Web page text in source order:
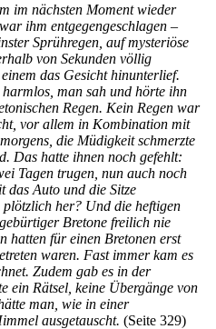
im nächsten Moment wieder
ihm entgegengeschlagen –
Sprühregen, auf mysteriöse
von Sekunden völlig
das Gesicht hinunterlief.
man sah und hörte ihn
Regen. Kein Regen war
vor allem in Kombination mit
die Müdigkeit schmerzte
Das hatte ihnen noch gefehlt:
Tagen trugen, nun auch noch
das Auto und die Sitze
plötzlich her? Und die heftigen
Bretone freilich nie
hatten für einen Bretonen erst
waren. Fast immer kam es
Zudem gab es in der
ein Rätsel, keine Übergänge von
man, wie in einer
ausgetauscht. (Seite 329)